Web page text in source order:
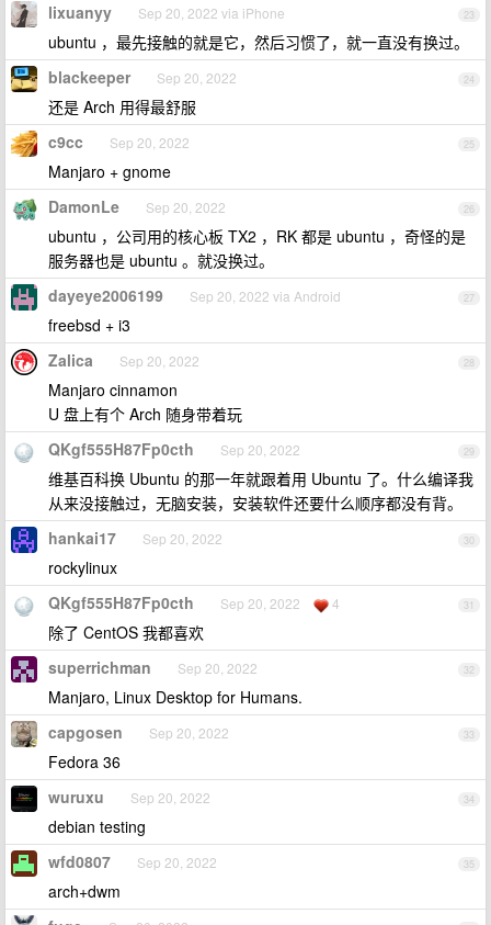
23
lixuanyy Sep 20, 2022 via iPhone
ubuntu ，最先接触的就是它，然后习惯了，就一直没有换过。
24
blackeeper Sep 20, 2022
还是 Arch 用得最舒服
25
c9cc Sep 20, 2022
Manjaro + gnome
26
DamonLe Sep 20, 2022
ubuntu ，公司用的核心板 TX2 ，RK 都是 ubuntu ，奇怪的是
服务器也是 ubuntu 。就没换过。
27
dayeye2006199 Sep 20, 2022 via Android
freebsd + i3
28
Zalica Sep 20, 2022
Manjaro cinnamon
U 盘上有个 Arch 随身带着玩
29
QKgf555H87Fp0cth Sep 20, 2022
维基百科换 Ubuntu 的那一年就跟着用 Ubuntu 了。什么编译我
从来没接触过，无脑安装，安装软件还要什么顺序都没有背。
30
hankai17 Sep 20, 2022
rockylinux
31
QKgf555H87Fp0cth Sep 20, 2022 4
除了 CentOS 我都喜欢
32
superrichman Sep 20, 2022
Manjaro, Linux Desktop for Humans.
33
capgosen Sep 20, 2022
Fedora 36
34
wuruxu Sep 20, 2022
debian testing
35
wfd0807 Sep 20, 2022
arch+dwm